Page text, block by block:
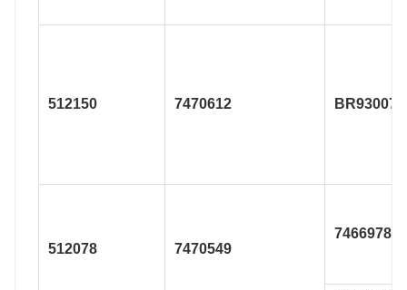
512150 7470612 BR930075
512078 7470549
7466978